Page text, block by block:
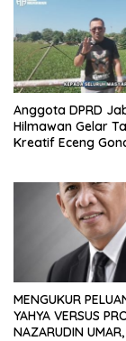
Anggota DPRD
Hilmawan Gelar
Kreatif Eceng
MENGUKUR
YAHYA VERSUS
NAZARUDIN